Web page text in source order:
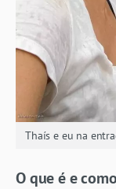
Thaís e eu na
O que é e